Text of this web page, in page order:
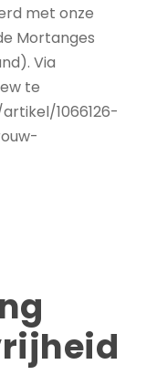
met onze
Mortanges
Via
te
1066126-